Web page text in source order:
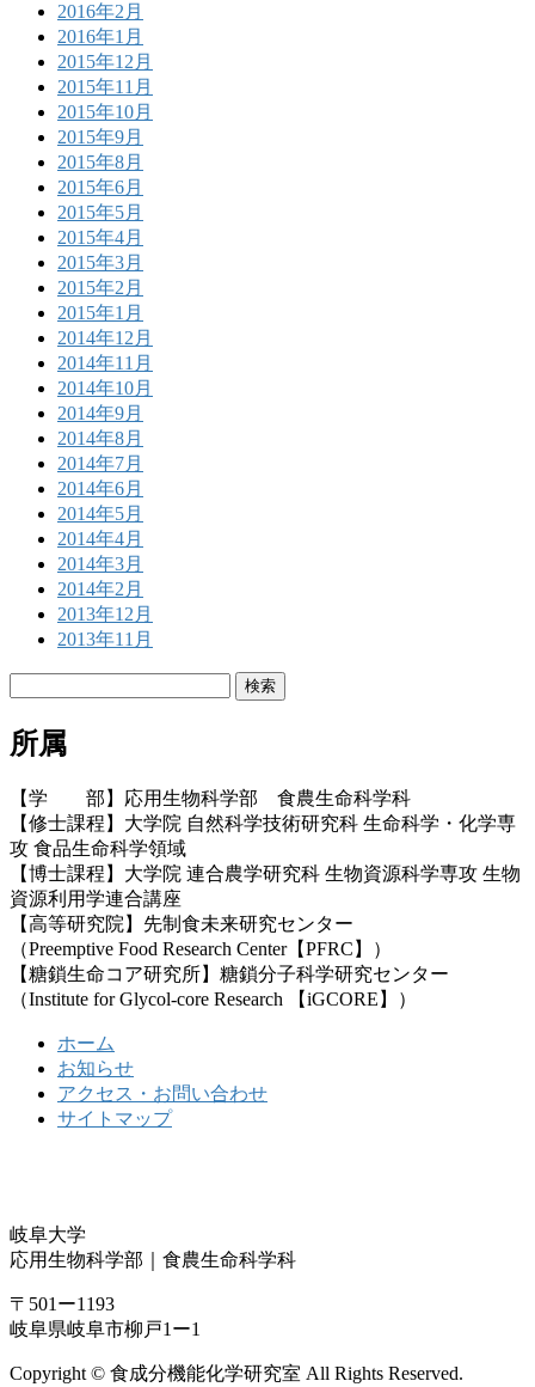
2016年2月
2016年1月
2015年12月
2015年11月
2015年10月
2015年9月
2015年8月
2015年6月
2015年5月
2015年4月
2015年3月
2015年2月
2015年1月
2014年12月
2014年11月
2014年10月
2014年9月
2014年8月
2014年7月
2014年6月
2014年5月
2014年4月
2014年3月
2014年2月
2013年12月
2013年11月
所属
【学 部】応用生物科学部 食農生命科学科
【修士課程】大学院 自然科学技術研究科 生命科学・化学専
攻 食品生命科学領域
【博士課程】大学院 連合農学研究科 生物資源科学専攻 生物
資源利用学連合講座
【高等研究院】先制食未来研究センター
（Preemptive Food Research Center【PFRC】）
【糖鎖生命コア研究所】糖鎖分子科学研究センター
（Institute for Glycol-core Research 【iGCORE】）
ホーム
お知らせ
アクセス・お問い合わせ
サイトマップ
岐阜大学
応用生物科学部｜食農生命科学科
〒501ー1193
岐阜県岐阜市柳戸1ー1
Copyright © 食成分機能化学研究室 All Rights Reserved.